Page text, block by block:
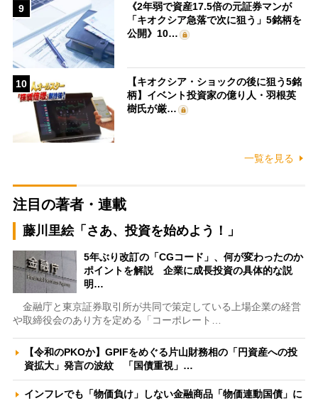
9
《2年弱で資産17.5倍の元証券マンが
「キオクシア急落で次に狙う」5銘柄を
公開》10…
10
【キオクシア・ショックの後に狙う5銘
柄】イベント投資家の億り人・羽根英
樹氏が厳…
一覧を見る
注目の著者・連載
藤川里絵「さあ、投資を始めよう！」
5年ぶり改訂の「CGコード」、何が変わったのか
ポイントを解説 企業に成長投資の具体的な説
明…
金融庁と東京証券取引所が共同で策定している上場企業の経営
や取締役会のあり方を定める「コーポレート…
【令和のPKOか】GPIFをめぐる片山財務相の「円資産への投
資拡大」発言の波紋 「国債重視」…
インフレでも「物価負け」しない金融商品「物価連動国債」に